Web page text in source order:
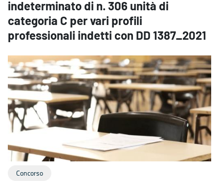
indeterminato di n. 306 unità di
categoria C per vari profili
professionali indetti con DD 1387_2021
Concorso